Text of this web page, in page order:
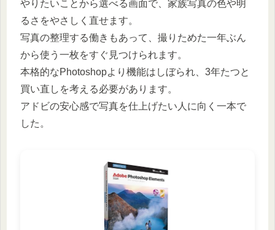
やりたいことから選べる画面で、家族写真の色や明
るさをやさしく直せます。
写真の整理する働きもあって、撮りためた一年ぶん
から使う一枚をすぐ見つけられます。
本格的なPhotoshopより機能はしぼられ、3年たつと
買い直しを考える必要があります。
アドビの安心感で写真を仕上げたい人に向く一本で
した。